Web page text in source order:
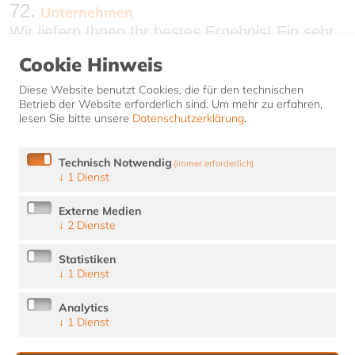
72. Unternehmen
Wir liefern Ihnen Ihr bestes Ergebnis! Ein sehr
Dennoch treibt uns unser Ehrgeiz dahin. Wir
halten unser Wissen, was Heiztechnik und hier
insbesondere die…
Impressum Sandholzer Haustechnik GmbH Im
Allmey 24 87435 Kempten Telefon: +49 (0) 831
haustechnik.de Sitz der Gesellschaft: Kempten
(Allgäu) …
74. RedakteurTestSeite
consetetur sadipscing elitr, sed diam nonumy
eirmod tempor invidunt ut labore et dolore
Cookie Hinweis
Diese Website benutzt Cookies, die für den technischen
Betrieb der Website erforderlich sind. Um mehr zu erfahren,
lesen Sie bitte unsere Datenschutzerklärung.
Technisch Notwendig (immer erforderlich)
↓ 1 Dienst
Externe Medien
↓ 2 Dienste
Statistiken
↓ 1 Dienst
Analytics
↓ 1 Dienst